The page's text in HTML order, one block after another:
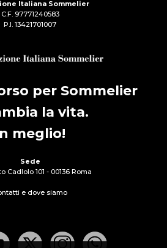
Italiana Sommelier
C.F. 97771240583
P.I. 13421701007
per Sommelier
la vita.
meglio!
Sede
Cadlolo 101 - 00136 Roma
e dove siamo